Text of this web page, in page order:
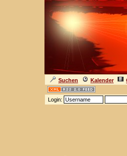
Suchen Kalender
Login: